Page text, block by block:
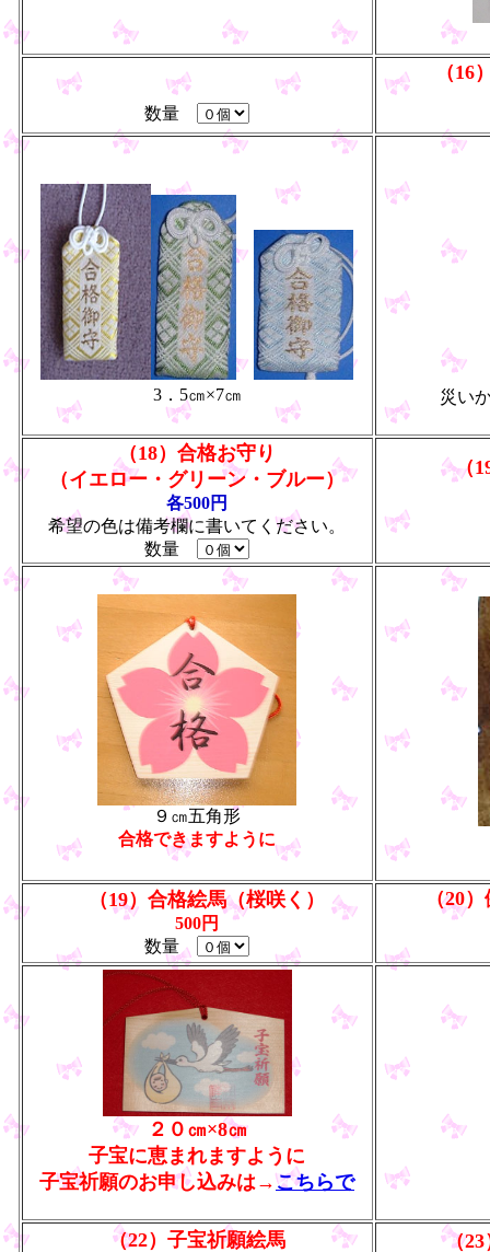
数量
（16
3．5㎝×7㎝ 災い
（18）合格お守り
（イエロー・グリーン・ブルー）
各500円
希望の色は備考欄に書いてください。
数量
（
９㎝五角形
合格できますように
（19） 合格絵馬（桜咲く）
500円
数量
（20
２０㎝×8㎝
子宝に恵まれますように
子宝祈願のお申し込みは→こちらで
（22）子宝祈願絵馬
（